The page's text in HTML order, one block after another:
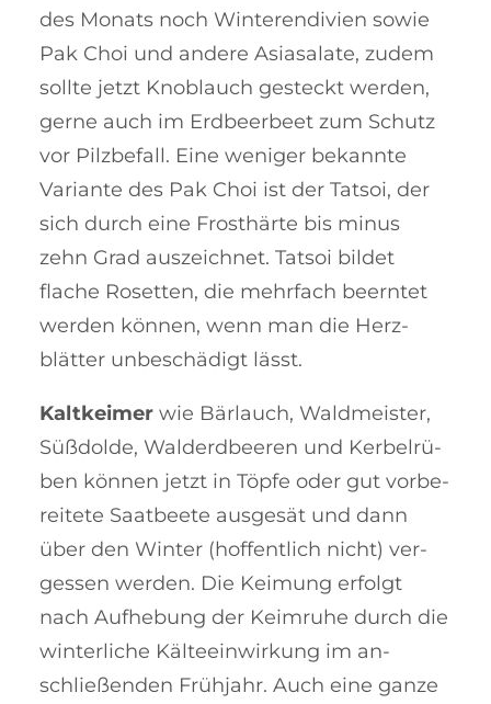
des Mo­nats noch Win­terendivien sowie
Pak Choi und andere Asiasalate, zudem
sollte jetzt Knoblauch gesteckt wer­den,
gerne auch im Erd­beer­beet zum Schutz
vor Pilzbefall. Eine weniger be­kann­te
Variante des Pak Choi ist der Tatsoi, der
sich durch eine Frosthärte bis minus
zehn Grad auszeichnet. Tatsoi bildet
flache Rosetten, die mehr­fach beerntet
wer­den kön­nen, wenn man die Herz­
blätter unbe­schädigt lässt.
Kaltkeimer wie Bärlauch, Wald­mei­ster,
Süßdolde, Walderd­bee­ren und Ker­bel­rü­
ben können jetzt in Töpfe oder gut vor­be­
rei­tete Saatbeete aus­gesät und dann
über den Winter (hof­fent­lich nicht) ver­
gessen wer­den. Die Keimung er­folgt
nach Aufhebung der Keimruhe durch die
winterliche Käl­teeinwirkung im an­
schließenden Früh­jahr. Auch eine ganze